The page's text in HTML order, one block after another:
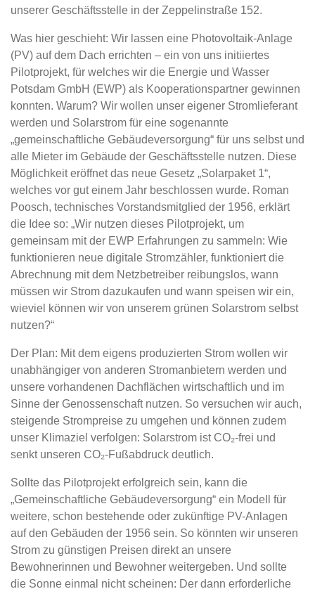
unserer Geschäftsstelle in der Zeppelinstraße 152.
Was hier geschieht: Wir lassen eine Photovoltaik-Anlage
(PV) auf dem Dach errichten – ein von uns initiiertes
Pilotprojekt, für welches wir die Energie und Wasser
Potsdam GmbH (EWP) als Kooperationspartner gewinnen
konnten. Warum? Wir wollen unser eigener Stromlieferant
werden und Solarstrom für eine sogenannte
„gemeinschaftliche Gebäudeversorgung“ für uns selbst und
alle Mieter im Gebäude der Geschäftsstelle nutzen. Diese
Möglichkeit eröffnet das neue Gesetz „Solarpaket 1“,
welches vor gut einem Jahr beschlossen wurde. Roman
Poosch, technisches Vorstandsmitglied der 1956, erklärt
die Idee so: „Wir nutzen dieses Pilotprojekt, um
gemeinsam mit der EWP Erfahrungen zu sammeln: Wie
funktionieren neue digitale Stromzähler, funktioniert die
Abrechnung mit dem Netzbetreiber reibungslos, wann
müssen wir Strom dazukaufen und wann speisen wir ein,
wieviel können wir von unserem grünen Solarstrom selbst
nutzen?“
Der Plan: Mit dem eigens produzierten Strom wollen wir
unabhängiger von anderen Stromanbietern werden und
unsere vorhandenen Dachflächen wirtschaftlich und im
Sinne der Genossenschaft nutzen. So versuchen wir auch,
steigende Strompreise zu umgehen und können zudem
unser Klimaziel verfolgen: Solarstrom ist CO₂-frei und
senkt unseren CO₂-Fußabdruck deutlich.
Sollte das Pilotprojekt erfolgreich sein, kann die
„Gemeinschaftliche Gebäudeversorgung“ ein Modell für
weitere, schon bestehende oder zukünftige PV-Anlagen
auf den Gebäuden der 1956 sein. So könnten wir unseren
Strom zu günstigen Preisen direkt an unsere
Bewohnerinnen und Bewohner weitergeben. Und sollte
die Sonne einmal nicht scheinen: Der dann erforderliche